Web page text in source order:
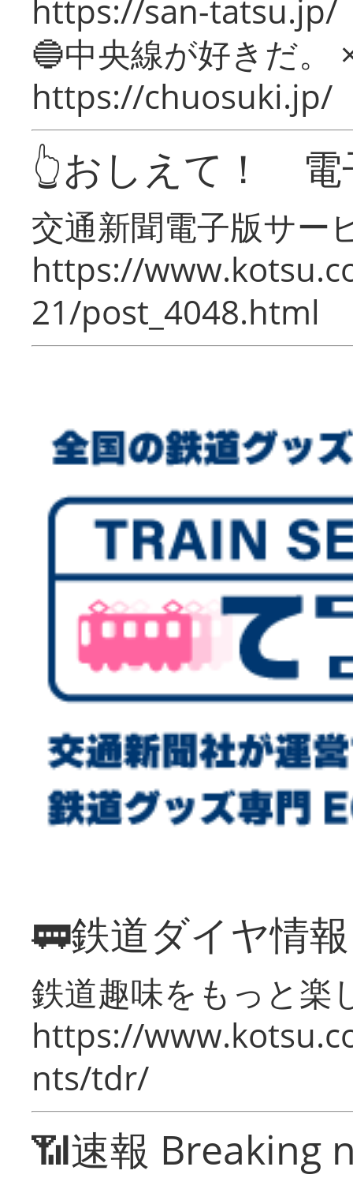
https://san-tatsu.jp/
🔵中央線が好きだ。
https://chuosuki.jp/
👆おしえて！ 電
交通新聞電子版サー
https://
21/post_4048.html
🚃鉄道ダイヤ情
鉄道趣味をもっと楽
https://
nts/tdr/
📶速報 Breaking